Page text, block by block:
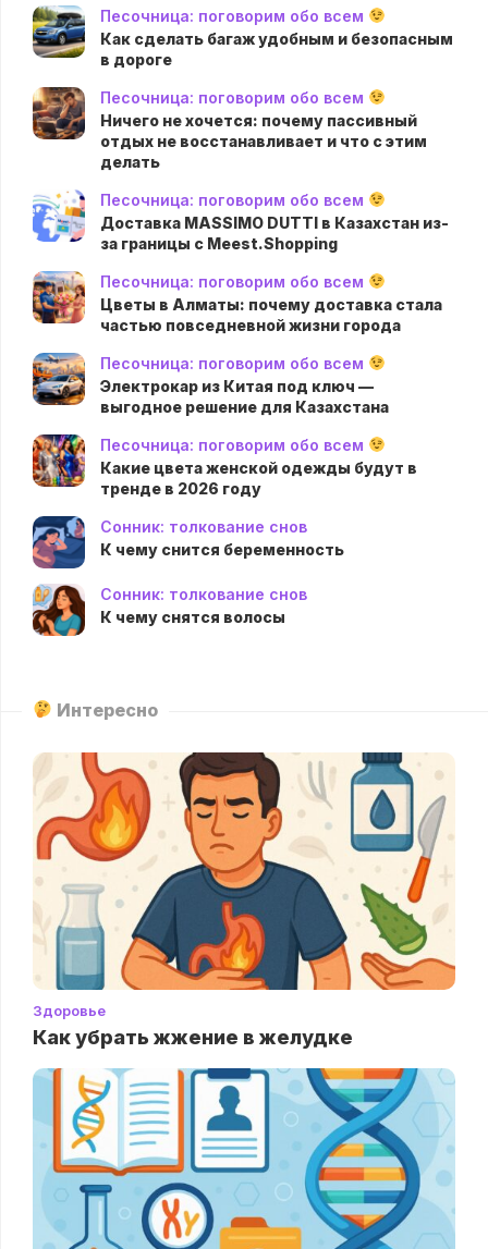
Песочница: поговорим обо всем
Как сделать багаж удобным и безопасным
в дороге
Песочница: поговорим обо всем
Ничего не хочется: почему пассивный
отдых не восстанавливает и что с этим
делать
Песочница: поговорим обо всем
Доставка MASSIMO DUTTI в Казахстан из-
за границы с Meest.Shopping
Песочница: поговорим обо всем
Цветы в Алматы: почему доставка стала
частью повседневной жизни города
Песочница: поговорим обо всем
Электрокар из Китая под ключ —
выгодное решение для Казахстана
Песочница: поговорим обо всем
Какие цвета женской одежды будут в
тренде в 2026 году
Сонник: толкование снов
К чему снится беременность
Сонник: толкование снов
К чему снятся волосы
Интересно
Здоровье
Как убрать жжение в желудке